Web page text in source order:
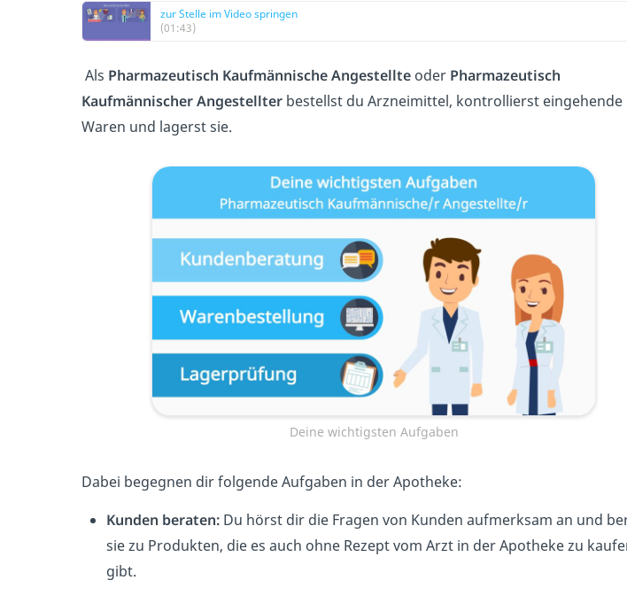
zur Stelle im Video springen
(01:43)
Als Pharmazeutisch Kaufmännische Angestellte oder Pharmazeutisch
Kaufmännischer Angestellter bestellst du Arzneimittel, kontrollierst eingehende
Waren und lagerst sie.
Deine wichtigsten Aufgaben
Dabei begegnen dir folgende Aufgaben in der Apotheke:
Kunden beraten: Du hörst dir die Fragen von Kunden aufmerksam an und
sie zu Produkten, die es auch ohne Rezept vom Arzt in der Apotheke zu
gibt.